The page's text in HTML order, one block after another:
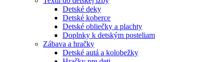
Detské deky
Detské koberce
Detské obliečky a plachty
Doplnky k detským posteliam
Zábava a hračky
Detské autá a kolobežky